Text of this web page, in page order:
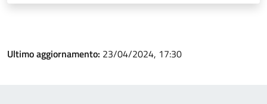
Ultimo aggiornamento: 23/04/2024, 17:30